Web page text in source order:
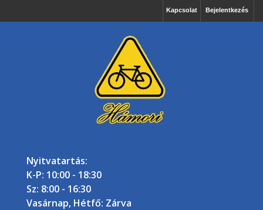
Bejelentkezés
Kapcsolat
Nyitvatartás:
K-P: 10:00 - 18:30
Sz: 8:00 - 16:30
Vasárnap, Hétfő: Zárva